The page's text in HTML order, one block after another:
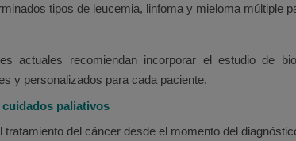
tipos de leucemia, linfoma y mieloma múltiple
actuales recomiendan incorporar el estudio de
y personalizados para cada paciente.
paliativos
tratamiento del cáncer desde el momento del